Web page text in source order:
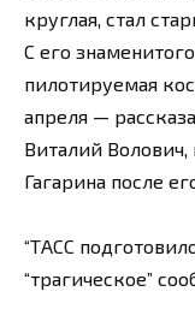
круглая, стал
С его
пилотируемая
апреля —
Виталий
Гагарина после
“ТАСС
“трагическое”